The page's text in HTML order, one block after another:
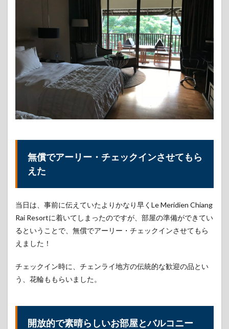
ジム
マシ
ュマ
なお
土産
屋さ
ん
ンラ
イ観
つい
て
チェ
ンラ
たく
無償でアーリー・チェックインさせてもら
えた
当日は、事前に伝えていたよりかなり早くLe Meridien Chiang
Rai Resortに着いてしまったのですが、部屋の準備ができてい
るということで、無償でアーリー・チェックインさせてもら
えました！
チェックイン時に、チェンライ地方の伝統的な歓迎の品とい
う、花輪ももらいました。
開放的で素晴らしいお部屋とバルコニー